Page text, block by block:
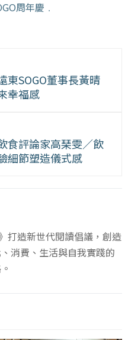
周年慶 ﹒
東SOGO董事長黃晴
幸福感
食評論家高琹雯／飲
細節塑造儀式感
打造新世代閱讀倡議，創造
消費、生活與自我實踐的